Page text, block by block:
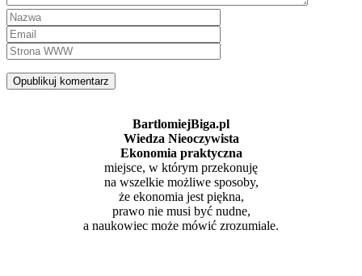
BartlomiejBiga.pl
Wiedza Nieoczywista
Ekonomia praktyczna
miejsce, w którym przekonuję
na wszelkie możliwe sposoby,
że ekonomia jest piękna,
prawo nie musi być nudne,
a naukowiec może mówić zrozumiale.